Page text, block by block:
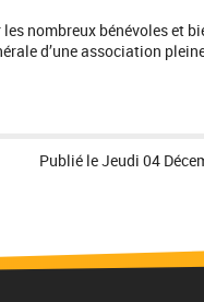
nombreux bénévoles et
d’une association
Publié leJeudi 04